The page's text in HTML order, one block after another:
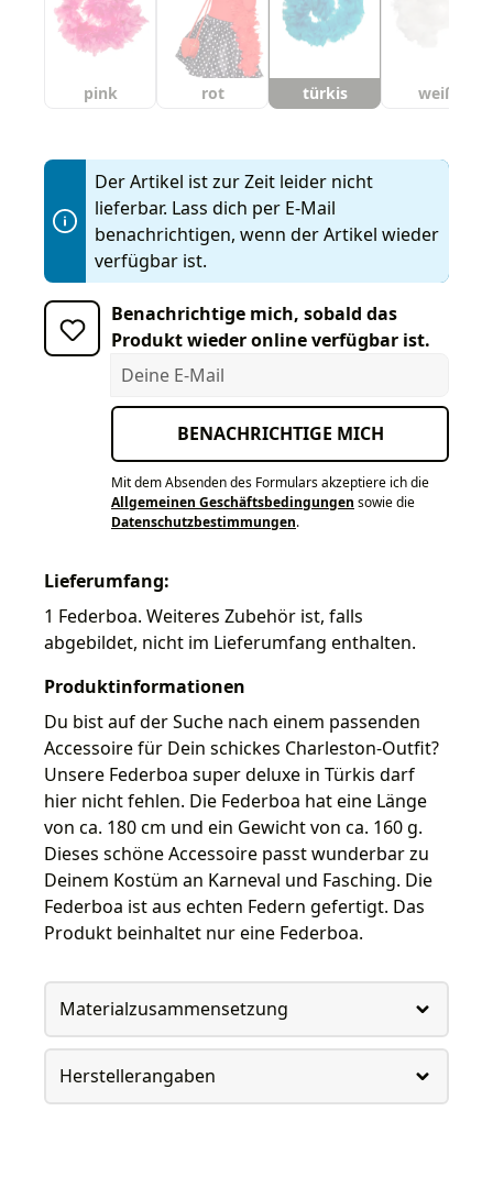
pink rot türkis weiß
Der Artikel ist zur Zeit leider nicht
lieferbar. Lass dich per E-Mail
benachrichtigen, wenn der Artikel wieder
verfügbar ist.
Benachrichtige mich, sobald das
Produkt wieder online verfügbar ist.
Deine E-Mail
BENACHRICHTIGE MICH
Mit dem Absenden des Formulars akzeptiere ich die
Allgemeinen Geschäftsbedingungen sowie die
Datenschutzbestimmungen.
Lieferumfang:
1 Federboa. Weiteres Zubehör ist, falls
abgebildet, nicht im Lieferumfang enthalten.
Produktinformationen
Du bist auf der Suche nach einem passenden
Accessoire für Dein schickes Charleston-Outfit?
Unsere Federboa super deluxe in Türkis darf
hier nicht fehlen. Die Federboa hat eine Länge
von ca. 180 cm und ein Gewicht von ca. 160 g.
Dieses schöne Accessoire passt wunderbar zu
Deinem Kostüm an Karneval und Fasching. Die
Federboa ist aus echten Federn gefertigt. Das
Produkt beinhaltet nur eine Federboa.
Materialzusammensetzung
Herstellerangaben